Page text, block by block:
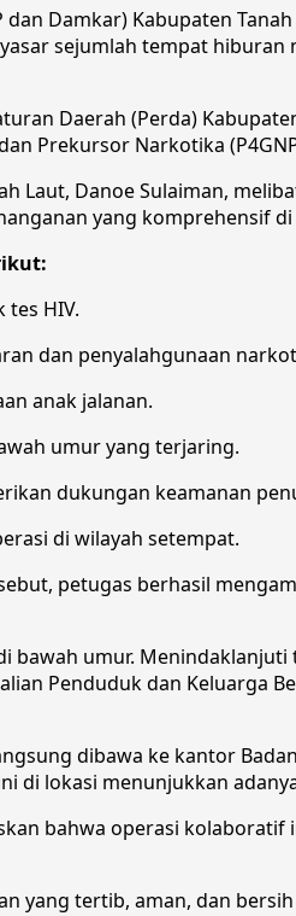
Damkar) Kabupaten
sejumlah tempat
Daerah (Perda)
Prekursor Narkotika
Laut, Danoe Sulaiman,
yang komprehensif di
HIV.
dan penyalahgunaan
anak jalanan.
umur yang terjaring.
dukungan keamanan
di wilayah setempat.
petugas berhasil
umur.
Penduduk dan Keluarga
dibawa ke kantor
di lokasi menunjukkan
bahwa operasi
yang tertib, aman, dan